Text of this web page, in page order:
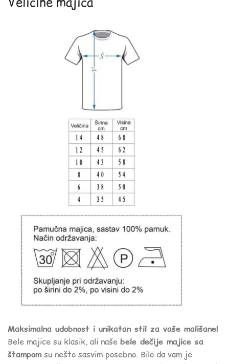
Maksimalna udobnost i unikatan stil za vaše mališane!
Bele majice su klasik, ali naše bele dečije majice sa
štampomsu nešto sasvim posebno. Bilo da vam je